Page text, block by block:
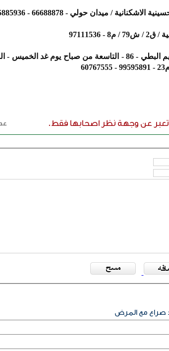
زكيه صالح إبراهيم الصالح - ارملة/ يعقوب إبراهيم البطي - 86 - التاسعة من صباح
تعبر عن وجهة نظر اصحابها فقط.
صراع مع المرض